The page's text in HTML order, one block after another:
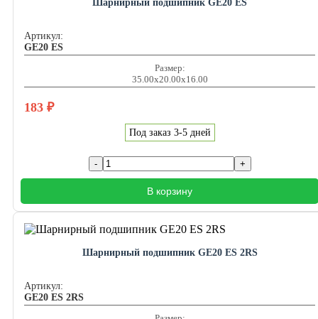
Шарнирный подшипник GE20 ES
Артикул:
GE20 ES
Размер:
35.00x20.00x16.00
183 ₽
Под заказ 3-5 дней
В корзину
Шарнирный подшипник GE20 ES 2RS
Артикул:
GE20 ES 2RS